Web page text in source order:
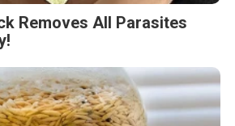
Removes All Parasites